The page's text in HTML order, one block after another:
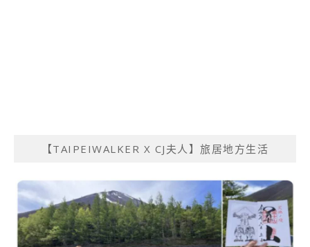
【TAIPEIWALKER X CJ夫人】旅居地方生活